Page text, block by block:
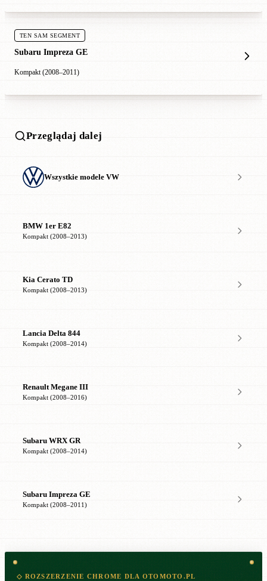
TEN SAM SEGMENT
Subaru Impreza GE
Kompakt (2008–2011)
Przeglądaj dalej
Wszystkie modele VW
BMW 1er E82
Kompakt (2008–2013)
Kia Cerato TD
Kompakt (2008–2013)
Lancia Delta 844
Kompakt (2008–2014)
Renault Megane III
Kompakt (2008–2016)
Subaru WRX GR
Kompakt (2008–2014)
Subaru Impreza GE
Kompakt (2008–2011)
◇ ROZSZERZENIE CHROME DLA OTOMOTO.PL